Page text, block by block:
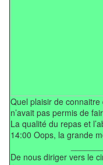
Quel plaisir de
n’avait pas permis de
La qualité du repas et
14:00 Oops, la grande
De nous diriger vers le